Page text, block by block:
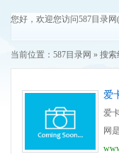
您好，欢迎您访问587目录网
当前位置： 587目录网 » 搜索
爱
爱
网
论